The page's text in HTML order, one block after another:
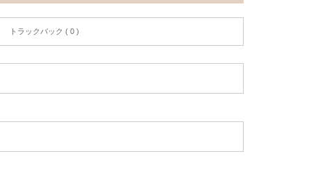
トラックバック ( 0 )